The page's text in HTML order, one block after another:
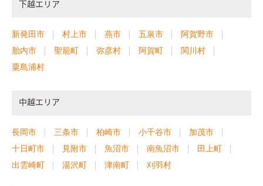
下越エリア
新発田市 村上市 燕市 五泉市
阿賀野市
胎内市
聖籠町 弥彦村 阿賀町
関川村
粟島浦村
中越エリア
長岡市 三条市 柏崎市 小千谷市
加茂市
十日町市
見附市 魚沼市 南魚沼市
田上町
出雲崎町
湯沢町 津南町 刈羽村